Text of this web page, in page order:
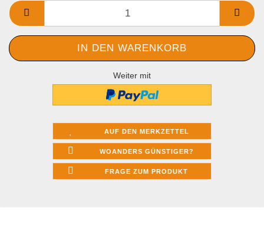
Stk
Weiter mit
AUF DEN MERKZETTEL
WOANDERS GÜNSTIGER?
FRAGE ZUM PRODUKT